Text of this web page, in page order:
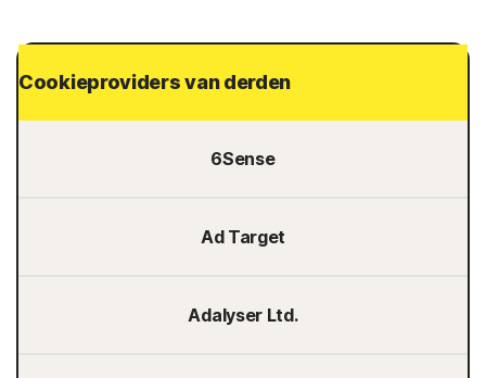
Cookieproviders van derden
6Sense
Ad Target
Adalyser Ltd.